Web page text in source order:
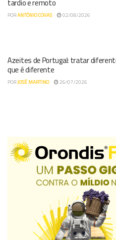
tardio e remoto
PORANTÓNIO COVAS 02/08/2026
Azeites de Portugal: tratar
que é diferente
PORJOSÉ MARTINO 26/07/2026